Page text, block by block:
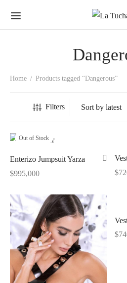
Home / Products tagged “Dangerous”
Filters
Out of Stock
Enterizo Jumpsuit Yarza
$995,000
$
$
Dreams
Anteriores